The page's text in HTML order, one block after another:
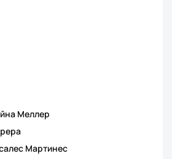
Меллер
Мартинес